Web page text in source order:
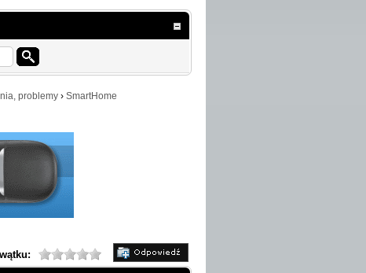
problemy › SmartHome